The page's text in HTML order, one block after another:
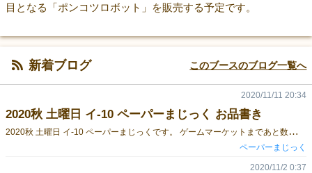
目となる「ポンコツロボット」を販売する予定です。
新着ブログ このブースのブログ一覧へ
2020秋 土曜日 イ-10 ペーパーまじっく お品書き
2
020秋 土曜日 イ-10 ペーパーまじっくです。 ゲームマーケットまであと数日となりましたが、 当日販売するゲームを紹介いたします。 今回は、ささみ企画様、トリガーゲームズ様のゲームも販売しております。 【ペーパーまじっく】 ポンコツロボット \3,000 ロボットに命令して、相手のロボットをやっつけろ！ ただし気を付けて！ロボットは3つの命令を一度に出さなきゃいけない ときには、自滅してしまうことも・・・ ゲームの紹介はこちら↓ https://gamemarket.jp/game/177496 【ささみ企画】 だるまさんがコロンブス！ \2,000 だ、る、ま、さ、ん、が、ころ(コロ)〇〇！の順にカードを出すスピードゲーム！ ころ(コロ)〇〇のカードが出たらポーズをとるよ！ バラバラに動いていたプレイヤーが一斉に同じポーズを取るので笑いが生まれる！ ゲームの紹介はこちら↓ https://gamemarket.jp/game/152394 風見鶏(Weathercock) \2,500 大国に挟まれた小国の領主の苦悩。 カードの合計値が大きい方(多数派)が勝利。 少数派に入れたカードの合計値がそのまま得点に。 ゲームの紹介はこちら↓ https://gamemarket.jp/game/103210 【トリガーゲームズ】 金貨と爆弾 \2,000 海賊になって財宝を奪い合う心理戦のゲームです。 上手く爆弾を仕掛けて相手を爆発させ、金貨を自分のモノにしましょう！ 金貨トークンと2種類のカード。シンプルな内容にも関わらず配置するカードの数やタイミング、相手と自分の金貨の数、残りの手札枚数など見える情報は多く、伏せたカードの推理が楽しめます。 難しく考えずに直感で決めることもでき、「爆弾は取ったらダメ！金貨は取りたい！」というシンプルなルールなので、子供と一緒でも楽しめます。 最後に出てくる宝石は金貨3枚分なので大どんでん返しもある！そんなゲームです。 ゲームの紹介はこちら↓ https://gamemarket.jp/game/177788 トリガー \2,000 「連鎖」をコンセプトにしたカードゲームです。 カードには「数字」「マーク」「色」そして「トリガー」の4種類の情報がかかれています。 そして、このゲームは「早撃ち」と「狙い撃ち」の2種類のゲームで遊ぶことができます。 「早撃ち」はトランプのスピードの要領で、条件にあったカードを素早く場に出し、一番早く山札を無くすことを目指します。 「狙い撃ち」は手札7～8枚を捨て札、山札から交換していき、手札を全て同じマーク、数字又は色に揃えることを目指します。 欲しいカードは条件が合わないと交換することができませんが、「連鎖」をうまく組み合わせることで欲しいカードを手に入れることができます。 カードからカードへ「連鎖」する面白さを是非体験してください！ ゲームの紹介はこちら↓ https://gamemarket.jp/game/129742 以上です。当日はよろしくお願いします！！！
2020/11/11 20:34
ペーパーまじっく
2020/11/2 0:37